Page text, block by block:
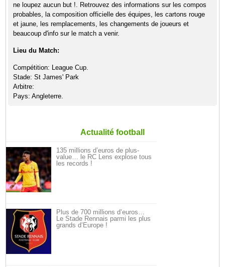
ne loupez aucun but !. Retrouvez des informations sur les compos
probables, la composition officielle des équipes, les cartons rouge
et jaune, les remplacements, les changements de joueurs et
beaucoup d'info sur le match a venir.
Lieu du Match:
Compétition: League Cup.
Stade: St James' Park
Arbitre:
Pays: Angleterre.
Actualité football
135 millions d’euros de plus-
value… le RC Lens explose tous
les records !
Plus de 700 millions d’euros…
Le Stade Rennais parmi les plus
grands d’Europe !